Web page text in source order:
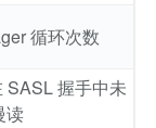
循环次数
SASL 握手中未
读